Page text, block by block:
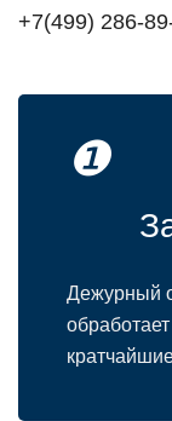
+7(499) 286-
❶
Дежурный